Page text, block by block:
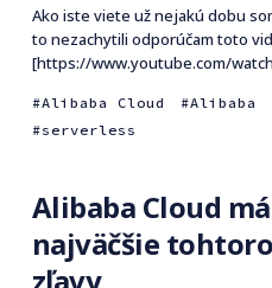
Ako iste viete už nejakú dobu
to nezachytili odporúčam toto
[https://www.youtube.com/
Alibaba Cloud Alibaba
serverless
Alibaba Cloud
najväčšie
zľavy